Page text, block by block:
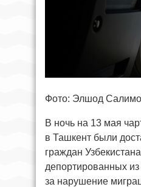
Фото: Элшод
В ночь на 13 мая
в Ташкент были
граждан
депортированных
за нарушение